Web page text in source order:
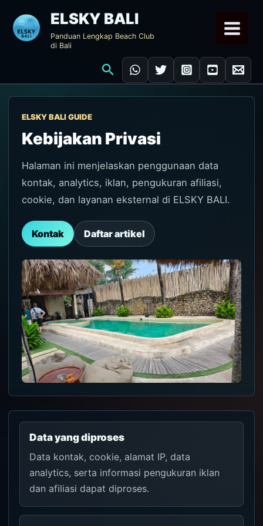
konten
ELSKY BALI
Panduan Lengkap Beach Club
di Bali
Cari
ELSKY BALI GUIDE
Kebijakan Privasi
Halaman ini menjelaskan penggunaan data
kontak, analytics, iklan, pengukuran afiliasi,
cookie, dan layanan eksternal di ELSKY BALI.
Kontak Daftar artikel
Data yang diproses
Data kontak, cookie, alamat IP, data
analytics, serta informasi pengukuran iklan
dan afiliasi dapat diproses.